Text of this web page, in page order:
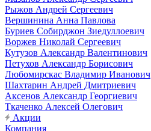
Рыжов Андрей Сергеевич
Вершинина Анна Павлова
Буриев Собирджон Зиедуллоевич
Воржев Николай Сергеевич
Кутузов Александр Валентинович
Петухов Александр Борисович
Любомирскас Владимир Иванович
Шахтарин Андрей Дмитриевич
Аксенов Александр Георгиевич
Ткаченко Алексей Олегович
Акции
Компания